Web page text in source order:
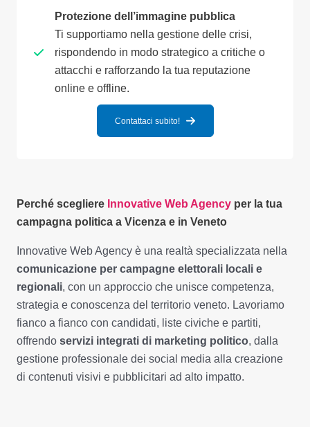
Protezione dell’immagine pubblica
Ti supportiamo nella gestione delle crisi,
rispondendo in modo strategico a critiche o
attacchi e rafforzando la tua reputazione
online e offline.
Contattaci subito!
Perché scegliere Innovative Web Agency per la tua
campagna politica a Vicenza e in Veneto
Innovative Web Agency è una realtà specializzata nella
comunicazione per campagne elettorali locali e
regionali, con un approccio che unisce competenza,
strategia e conoscenza del territorio veneto. Lavoriamo
fianco a fianco con candidati, liste civiche e partiti,
offrendo servizi integrati di marketing politico, dalla
gestione professionale dei social media alla creazione
di contenuti visivi e pubblicitari ad alto impatto.